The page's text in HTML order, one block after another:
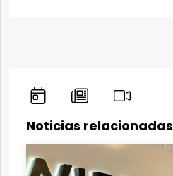
Noticias relacionadas